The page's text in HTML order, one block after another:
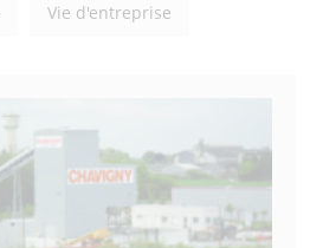
Vie d'entreprise